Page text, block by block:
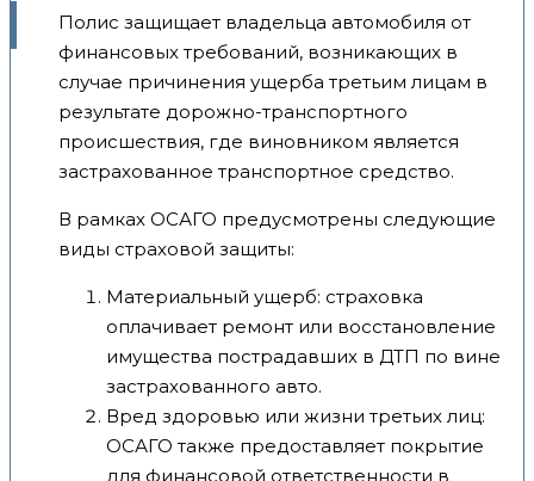
Полис защищает владельца автомобиля от
финансовых требований, возникающих в
случае причинения ущерба третьим лицам в
результате дорожно-транспортного
происшествия, где виновником является
застрахованное транспортное средство.
В рамках ОСАГО предусмотрены следующие
виды страховой защиты:
Материальный ущерб: страховка
оплачивает ремонт или восстановление
имущества пострадавших в ДТП по вине
застрахованного авто.
Вред здоровью или жизни третьих лиц:
ОСАГО также предоставляет покрытие
для финансовой ответственности в